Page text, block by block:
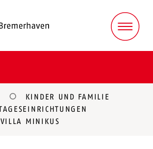
KINDER UND FAMILIE
VILLA MINIKUS